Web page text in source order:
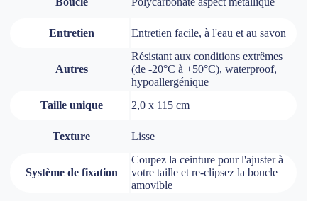
Entretien Entretien facile, à l'eau et au savon
Autres
Résistant aux conditions extrêmes
(de -20°C à +50°C), waterproof,
hypoallergénique
Taille unique
2,0 x 115 cm
Texture Lisse
Système de fixation
Coupez la ceinture pour l'ajuster à
votre taille et re-clipsez la boucle
amovible